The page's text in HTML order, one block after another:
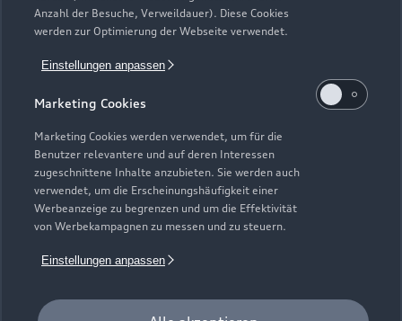
Anzahl der Besuche, Verweildauer). Diese Cookies
werden zur Optimierung der Webseite verwendet.
Einstellungen anpassen
Marketing Cookies
Marketing Cookies werden verwendet, um für die
Benutzer relevantere und auf deren Interessen
zugeschnittene Inhalte anzubieten. Sie werden auch
verwendet, um die Erscheinungshäufigkeit einer
Werbeanzeige zu begrenzen und um die Effektivität
von Werbekampagnen zu messen und zu steuern.
Einstellungen anpassen
Zur Inspektion